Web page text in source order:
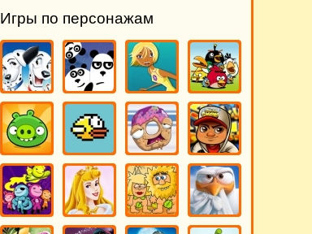
Игры по персонажам